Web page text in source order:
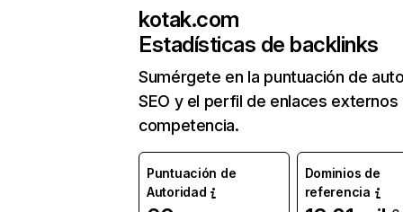
kotak.com
Estadísticas de backlinks
Sumérgete en la puntuación de
SEO y el perfil de enlaces externos
competencia.
Puntuación de
Autoridad
Dominios de
referencia